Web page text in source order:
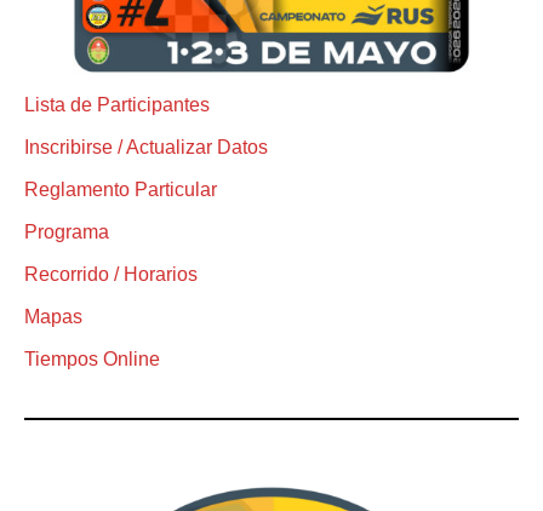
Lista de Participantes
Inscribirse / Actualizar Datos
Reglamento Particular
Programa
Recorrido / Horarios
Mapas
Tiempos Online